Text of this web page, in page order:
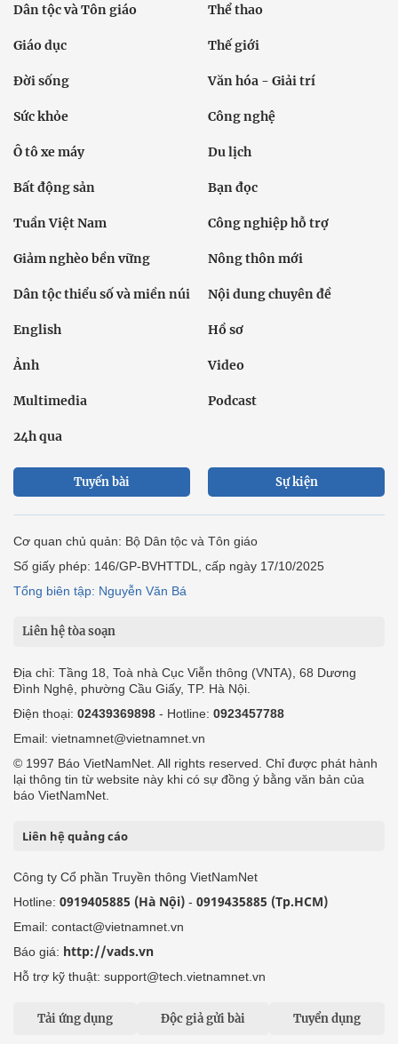
Dân tộc và Tôn giáo Thể thao
Giáo dục Thế giới
Đời sống Văn hóa - Giải trí
Sức khỏe Công nghệ
Ô tô xe máy Du lịch
Bất động sản Bạn đọc
Tuần Việt Nam Công nghiệp hỗ trợ
Giảm nghèo bền vững Nông thôn mới
Dân tộc thiểu số và miền núi Nội dung chuyên đề
English Hồ sơ
Ảnh Video
Multimedia Podcast
24h qua
Tuyến bài Sự kiện
Cơ quan chủ quản: Bộ Dân tộc và Tôn giáo
Số giấy phép: 146/GP-BVHTTDL, cấp ngày 17/10/2025
Tổng biên tập: Nguyễn Văn Bá
Liên hệ tòa soạn
Địa chỉ: Tầng 18, Toà nhà Cục Viễn thông (VNTA), 68 Dương
Đình Nghệ, phường Cầu Giấy, TP. Hà Nội.
Điện thoại: 02439369898 - Hotline: 0923457788
Email: vietnamnet@vietnamnet.vn
© 1997 Báo VietNamNet. All rights reserved. Chỉ được phát hành
lại thông tin từ website này khi có sự đồng ý bằng văn bản của
báo VietNamNet.
Liên hệ quảng cáo
Công ty Cổ phần Truyền thông VietNamNet
Hotline: 0919405885 (Hà Nội) - 0919435885 (Tp.HCM)
Email: contact@vietnamnet.vn
Báo giá: http://vads.vn
Hỗ trợ kỹ thuật: support@tech.vietnamnet.vn
Tải ứng dụng Độc giả gửi bài Tuyển dụng